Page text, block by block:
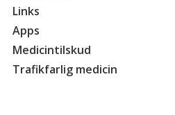
Links
Apps
Medicintilskud
Trafikfarlig medicin